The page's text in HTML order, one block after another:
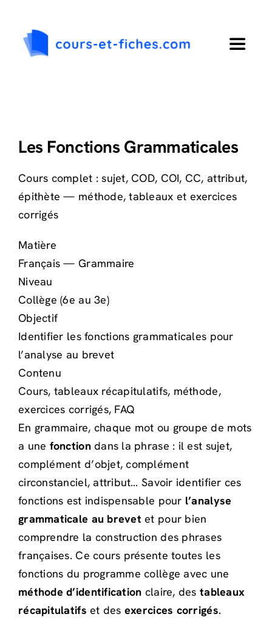
contenu
Toggle
Lycée
Langues
Les Fonctions Grammaticales
Cours complet : sujet, COD, COI, CC, attribut,
épithète — méthode, tableaux et exercices
corrigés
Matière
Français — Grammaire
Niveau
Collège (6e au 3e)
Objectif
Identifier les fonctions grammaticales pour
l’analyse au brevet
Contenu
Cours, tableaux récapitulatifs, méthode,
exercices corrigés, FAQ
En grammaire, chaque mot ou groupe de mots
a une fonctiondans la phrase : il est sujet,
complément d’objet, complément
circonstanciel, attribut… Savoir identifier ces
fonctions est indispensable pour l’analyse
grammaticale au brevet et pour bien
comprendre la construction des phrases
françaises. Ce cours présente toutes les
fonctions du programme collège avec une
méthode d’identification claire, des tableaux
récapitulatifs et des exercices corrigés.